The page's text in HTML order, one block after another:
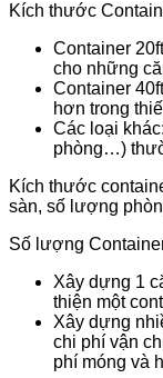
Kích thước
Container
cho những
Container
hơn trong
Các loại
phòng…)
Kích thước
sàn, số lượng
Số lượng
Xây dựng 1
thiện một
Xây dựng
chi phí vận
phí móng và